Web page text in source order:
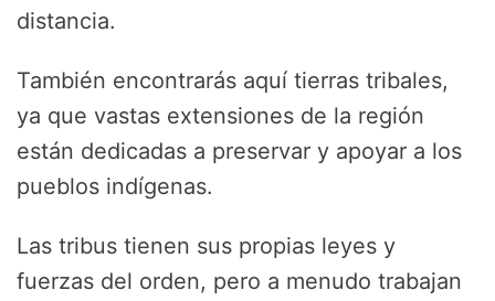
distancia.
También encontrarás aquí tierras tribales,
ya que vastas extensiones de la región
están dedicadas a preservar y apoyar a los
pueblos indígenas.
Las tribus tienen sus propias leyes y
fuerzas del orden, pero a menudo trabajan